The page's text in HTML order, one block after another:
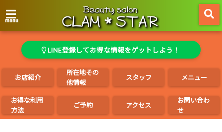
menu
LINE登録してお得な情報をゲットしよう！
お店紹介
所在地その
他情報
スタッフ メニュー
お得な利用
方法
ご予約 アクセス
お問い合わ
せ